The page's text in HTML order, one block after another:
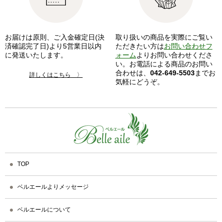
お届けは原則、ご入金確定日(決
済確認完了日)より5営業日以内
に発送いたします。
詳しくはこちら 〉
取り扱いの商品を実際にご覧い
ただきたい方はお問い合わせフ
ォームよりお問い合わせくださ
い。お電話による商品のお問い
合わせは、 042-649-5503までお
気軽にどうぞ。
TOP
ベルエールよりメッセージ
ベルエールについて